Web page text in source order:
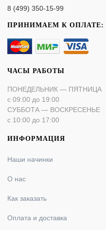
8 (499) 350-15-99
ПРИНИМАЕМ К ОПЛАТЕ:
ЧАСЫ РАБОТЫ
ПОНЕДЕЛЬНИК — ПЯТНИЦА
с 09:00 до 19:00
СУББОТА — ВОСКРЕСЕНЬЕ
с 10:00 до 17:00
ИНФОРМАЦИЯ
Наши начинки
О нас
Как заказать
Оплата и доставка